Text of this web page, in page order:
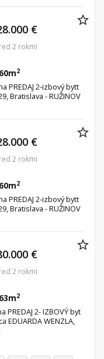
2
PREDAJ 2-izbový bytt
Bratislava - RUŽINOV
€
2 rokmi
2
PREDAJ 2-izbový bytt
Bratislava - RUŽINOV
€
2 rokmi
2
PREDAJ 2- IZBOVÝ byt
EDUARDA WENZLA,
€
2 rokmi